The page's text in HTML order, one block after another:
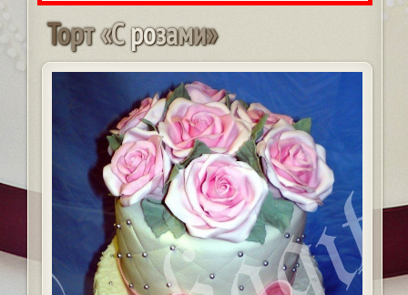
Торт«Срозами»